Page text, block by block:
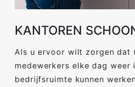
KANTOREN
Als u ervoor wilt zorgen dat
medewerkers elke dag weer
bedrijfsruimte kunnen